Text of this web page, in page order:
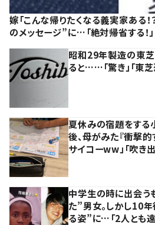
嫁「こんな帰りたくなる義実家ある
のメッセージ”に…「絶対帰省する！」
昭和29年製造の東
ると……「驚き」「東芝
夏休みの宿題をする
後、母がみた『衝撃
サイコーww」「吹き
中学生の時に出会う
た”男女。しかし10
る姿”に…「2人とも遠